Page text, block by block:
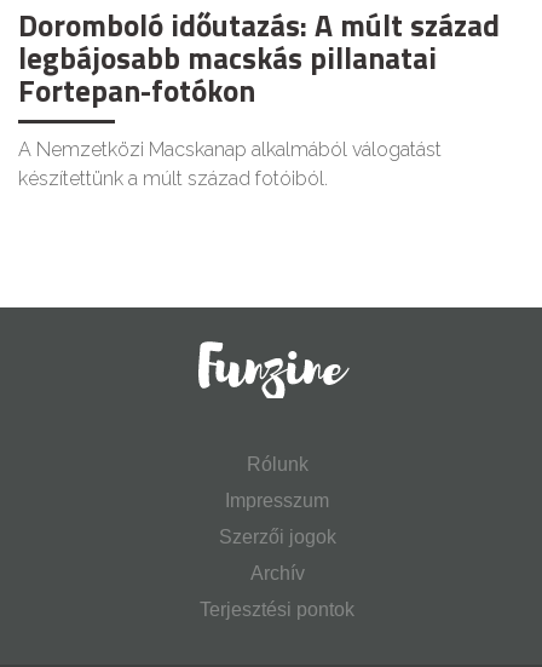
Doromboló időutazás: A múlt század
legbájosabb macskás pillanatai
Fortepan-fotókon
A Nemzetközi Macskanap alkalmából válogatást
készítettünk a múlt század fotóiból.
Rólunk
Impresszum
Szerzői jogok
Archív
Terjesztési pontok